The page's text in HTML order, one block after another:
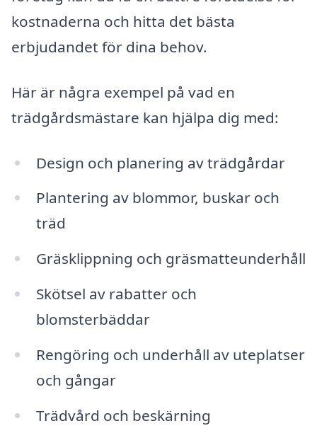
kostnaderna och hitta det bästa
erbjudandet för dina behov.
Här är några exempel på vad en
trädgårdsmästare kan hjälpa dig med:
Design och planering av trädgårdar
Plantering av blommor, buskar och
träd
Gräsklippning och gräsmatteunderhåll
Skötsel av rabatter och
blomsterbäddar
Rengöring och underhåll av uteplatser
och gångar
Trädvård och beskärning